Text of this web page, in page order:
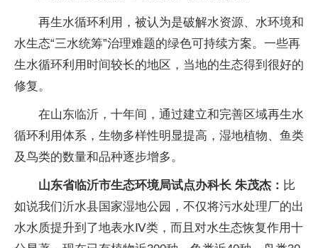
再生水循环利用，被认为是破解水资源、水环境和
水生态“三水统筹”治理难题的绿色可持续方案。一些再
生水循环利用时间较长的地区，当地的生态得到很好的
修复。
在山东临沂，十年间，通过建立和完善区域再生水
循环利用体系，生物多样性明显提高，湿地植物、鱼类
及鸟类的数量和品种逐步增多。
山东省临沂市生态环境局试点办科长 朱茂杰： 比
如说我们沂水县国家湿地公园，不仅将污水处理厂的出
水水质提升到了地表水Ⅳ类，而且对水生态恢复作用十